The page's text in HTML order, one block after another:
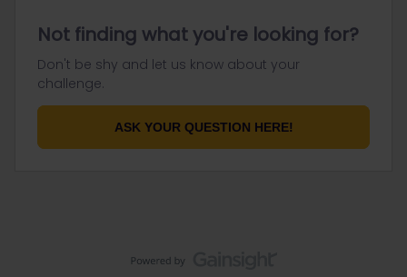
Not finding what you're looking for?
Don't be shy and let us know about your
challenge.
ASK YOUR QUESTION HERE!